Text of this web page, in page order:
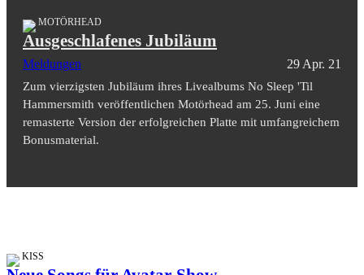
MOTÖRHEAD
Ausgeschlafenes Jubiläum
Meldungen 29 Apr. 21
Zum vierzigsten Jubiläum ihres Livealbums No Sleep 'Til
Hammersmith veröffentlichen Motörhead am 25. Juni eine
remasterte Version der erfolgreichen Platte mit umfangreichem
Bonusmaterial.
KISS